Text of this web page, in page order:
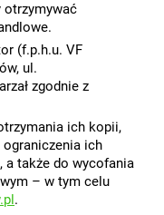
otrzymywać
(f.p.h.u. VF
ul.
zgodnie z
ich kopii,
ich
a także do wycofania
– w tym celu
.